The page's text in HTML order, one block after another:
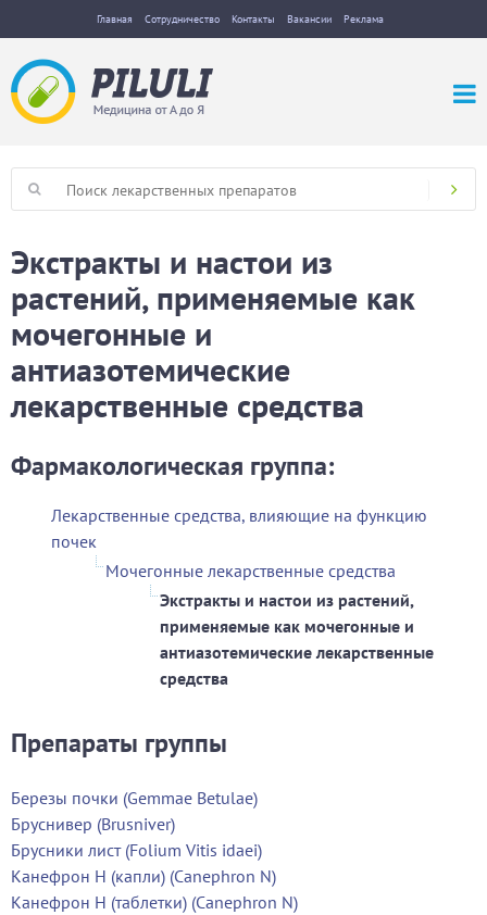
Главная Сотрудничество Контакты Вакансии Реклама
Экстракты и настои из
растений, применяемые как
мочегонные и
антиазотемические
лекарственные средства
Фармакологическая группа:
Лекарственные средства, влияющие на функцию
почек
Мочегонные лекарственные средства
Экстракты и настои из растений,
применяемые как мочегонные и
антиазотемические лекарственные
средства
Препараты группы
Березы почки (Gemmae Betulae)
Бруснивер (Brusniver)
Брусники лист (Folium Vitis idaei)
Канефрон Н (капли) (Canephron N)
Канефрон Н (таблетки) (Canephron N)